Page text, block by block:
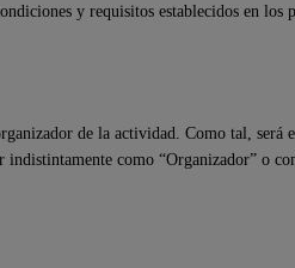
y requisitos establecidos en los
de la actividad. Como tal, será
indistintamente como “Organizador” o